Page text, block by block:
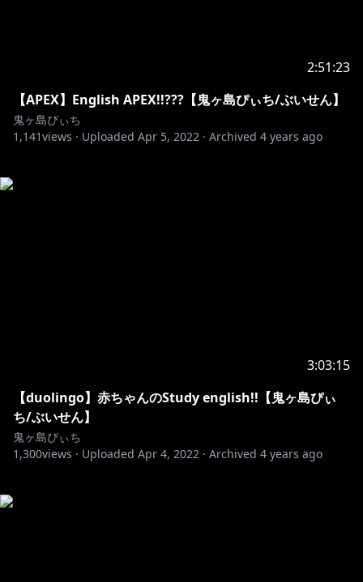
2:51:23
【APEX】English APEX!!???【鬼ヶ島ぴぃち/ぶいせん】
鬼ヶ島ぴぃち
1,141views · Uploaded Apr 5, 2022 · Archived 4 years ago
3:03:15
【duolingo】赤ちゃんのStudy english!!【鬼ヶ島ぴぃ
ち/ぶいせん】
鬼ヶ島ぴぃち
1,300views · Uploaded Apr 4, 2022 · Archived 4 years ago